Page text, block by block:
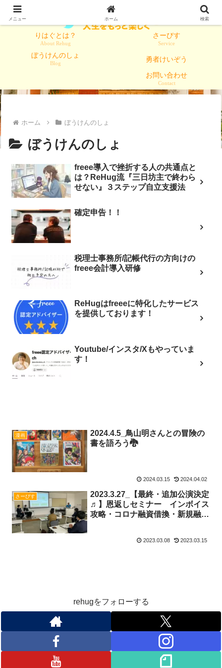
りはぐとは？
About Rehug
さーびす
Service
ぼうけんのしょ
Blog
勇者けいぞう
お問い合わせ
Contact
ホーム ぼうけんのしょ
ぼうけんのしょ
freee導入で挫折する人の共通点と
は？ReHug流『三日坊主で終わら
せない』３ステップ自立支援法
確定申告！！
税理士事務所/記帳代行の方向けの
freee会計導入研修
ReHugはfreeeに特化したサービス
を提供しております！
Youtube/インスタ/Xもやっていま
す！
漫画
2024.4.5_鳥山明さんとの冒険の
書を語ろう🐉
2024.03.15 2024.04.02
さーびす
2023.3.27_【最終・追加公演決定
♬】恩返しセミナー インボイス
攻略・コロナ融資借換・新規融資
2023.03.08 2023.03.15
rehugをフォローする
メニュー ホーム 検索